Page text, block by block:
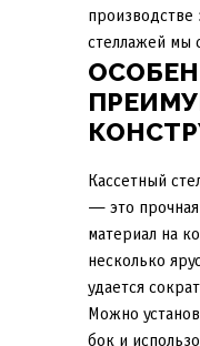
производстве
стеллажей мы
Кассетный
— это прочная
материал на
несколько
удается
Можно
бок и